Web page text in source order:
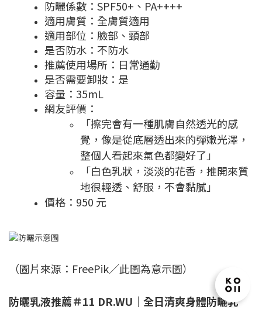
防曬係數：SPF50+、PA++++
適用膚質：全膚質適用
適用部位：臉部、頸部
是否防水：不防水
推薦使用場所：日常通勤
是否需要卸妝：是
容量：35mL
網友評價：
「擦完會有一種肌膚自然透光的感
覺，像是從底層透出來的彈嫩光澤，
整個人看起來氣色都變好了」
「白色乳狀，淡淡的花香，推開來質
地很輕透、舒服，不會黏膩」
價格：950 元
（圖片來源：FreePik／此圖為意示圖）
防曬乳液推薦＃11 DR.WU｜全日清爽身體防曬乳